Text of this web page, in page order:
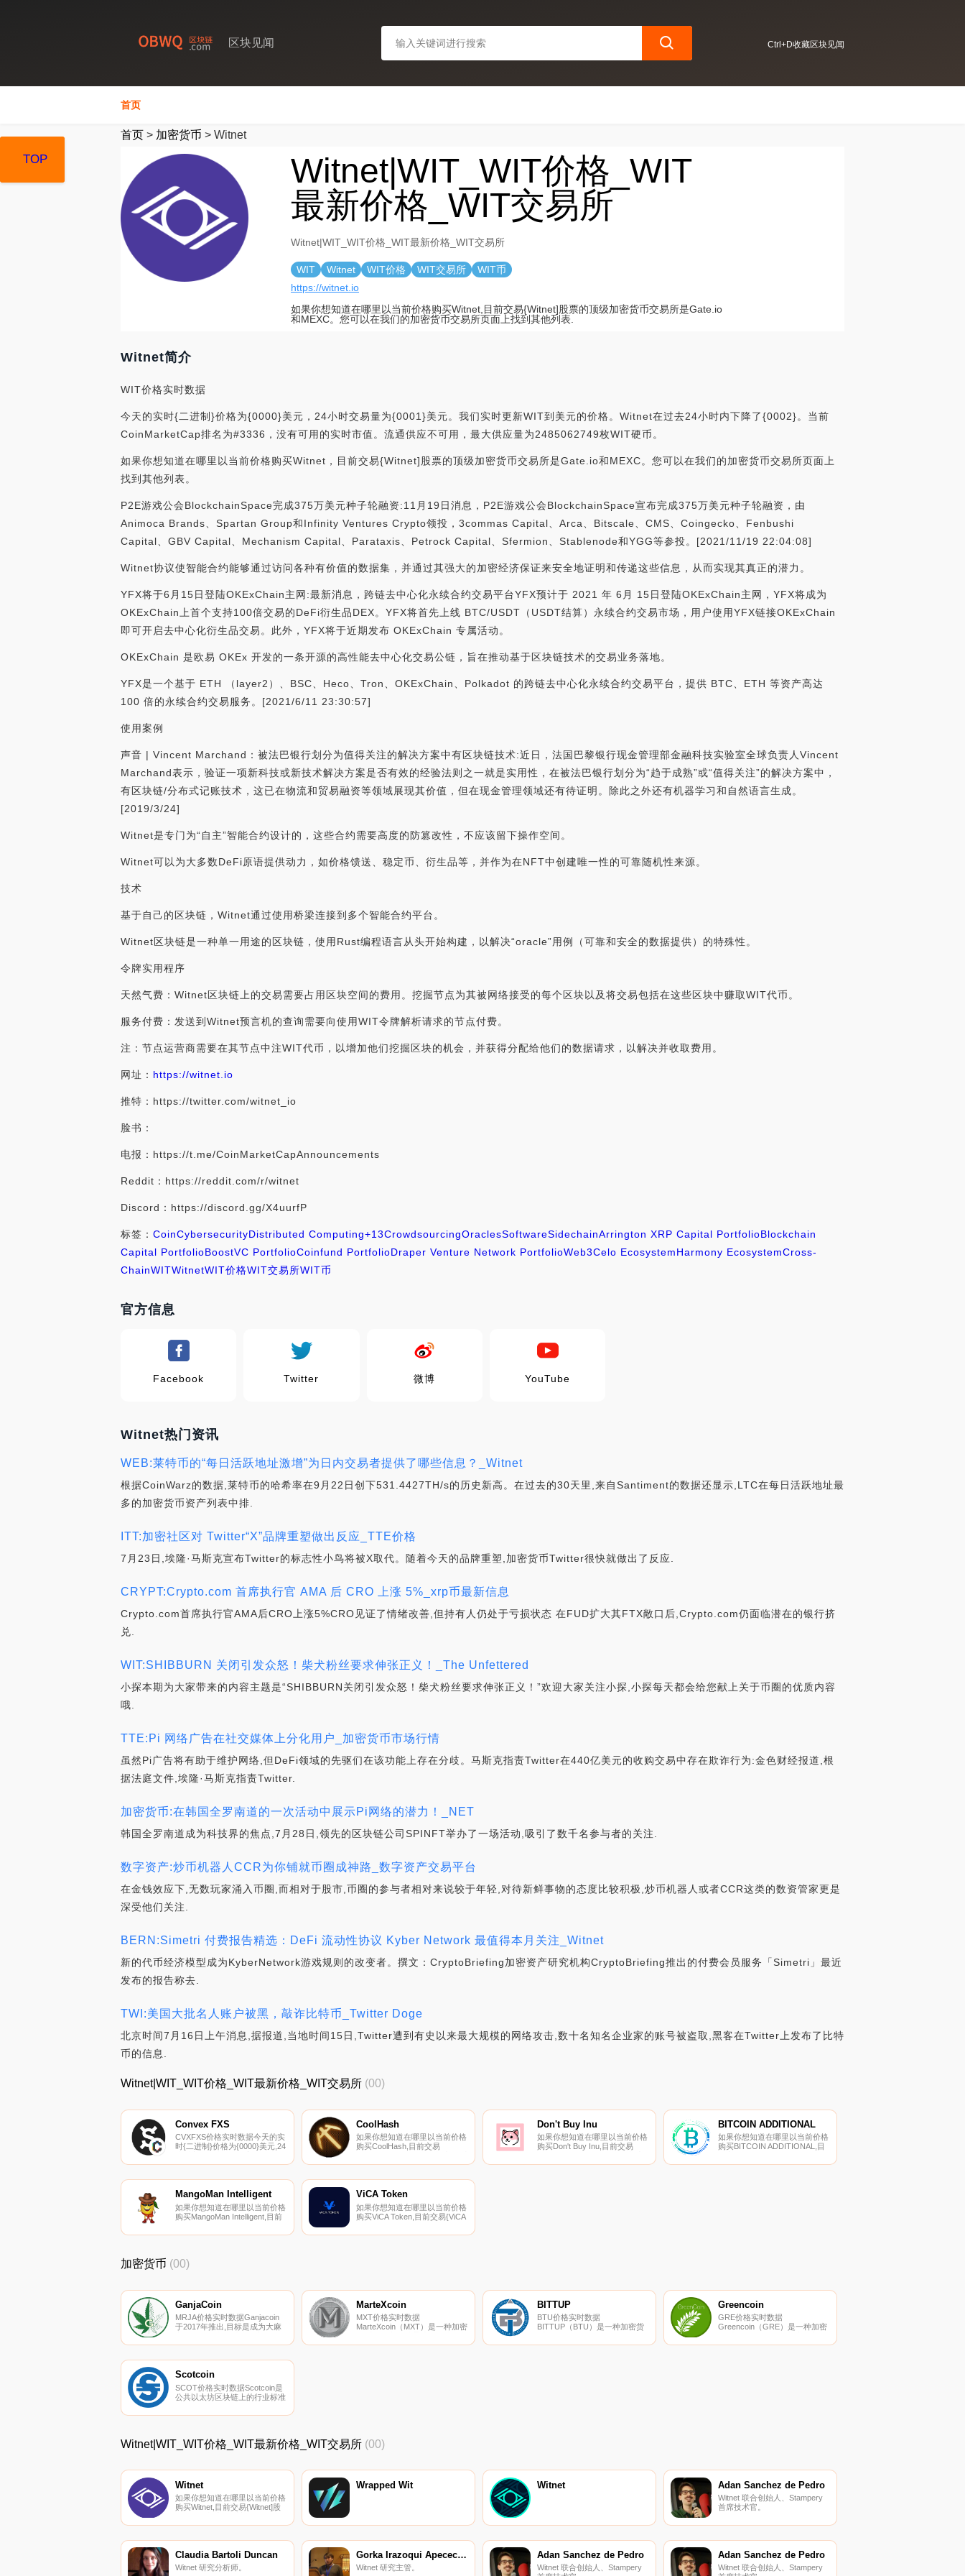
区块见闻 Ctrl+D收藏区块见闻
首页
首页 > 加密货币 > Witnet
Witnet|WIT_WIT价格_WIT
最新价格_WIT交易所
Witnet|WIT_WIT价格_WIT最新价格_WIT交易所
WIT Witnet WIT价格 WIT交易所
WIT币
https://witnet.io
如果你想知道在哪里以当前价格购买Witnet,目前交易{Witnet]股票的顶级加密货币交易所是Gate.io
和MEXC。您可以在我们的加密货币交易所页面上找到其他列表.
Witnet简介
WIT价格实时数据
今天的实时{二进制}价格为{0000}美元，24小时交易量为{0001}美元。我们实时更新WIT到美元的价格。Witnet在过去24小时内下降了{0002}。当前
CoinMarketCap排名为#3336，没有可用的实时市值。流通供应不可用，最大供应量为2485062749枚WIT硬币。
如果你想知道在哪里以当前价格购买Witnet，目前交易{Witnet]股票的顶级加密货币交易所是Gate.io和MEXC。您可以在我们的加密货币交易所页面上
找到其他列表。
P2E游戏公会BlockchainSpace完成375万美元种子轮融资:11月19日消息，P2E游戏公会BlockchainSpace宣布完成375万美元种子轮融资，由
Animoca Brands、Spartan Group和Infinity Ventures Crypto领投，3commas Capital、Arca、Bitscale、CMS、Coingecko、Fenbushi
Capital、GBV Capital、Mechanism Capital、Parataxis、Petrock Capital、Sfermion、Stablenode和YGG等参投。[2021/11/19 22:04:08]
Witnet协议使智能合约能够通过访问各种有价值的数据集，并通过其强大的加密经济保证来安全地证明和传递这些信息，从而实现其真正的潜力。
YFX将于6月15日登陆OKExChain主网:最新消息，跨链去中心化永续合约交易平台YFX预计于 2021 年 6月 15日登陆OKExChain主网，YFX将成为
OKExChain上首个支持100倍交易的DeFi衍生品DEX。YFX将首先上线 BTC/USDT（USDT结算）永续合约交易市场，用户使用YFX链接OKExChain
即可开启去中心化衍生品交易。此外，YFX将于近期发布 OKExChain 专属活动。
OKExChain 是欧易 OKEx 开发的一条开源的高性能去中心化交易公链，旨在推动基于区块链技术的交易业务落地。
YFX是一个基于 ETH （layer2）、BSC、Heco、Tron、OKExChain、Polkadot 的跨链去中心化永续合约交易平台，提供 BTC、ETH 等资产高达
100 倍的永续合约交易服务。[2021/6/11 23:30:57]
使用案例
声音 | Vincent Marchand：被法巴银行划分为值得关注的解决方案中有区块链技术:近日，法国巴黎银行现金管理部金融科技实验室全球负责人Vincent
Marchand表示，验证一项新科技或新技术解决方案是否有效的经验法则之一就是实用性，在被法巴银行划分为“趋于成熟”或“值得关注”的解决方案中，
有区块链/分布式记账技术，这已在物流和贸易融资等领域展现其价值，但在现金管理领域还有待证明。除此之外还有机器学习和自然语言生成。
[2019/3/24]
Witnet是专门为“自主”智能合约设计的，这些合约需要高度的防篡改性，不应该留下操作空间。
Witnet可以为大多数DeFi原语提供动力，如价格馈送、稳定币、衍生品等，并作为在NFT中创建唯一性的可靠随机性来源。
技术
基于自己的区块链，Witnet通过使用桥梁连接到多个智能合约平台。
Witnet区块链是一种单一用途的区块链，使用Rust编程语言从头开始构建，以解决“oracle”用例（可靠和安全的数据提供）的特殊性。
令牌实用程序
天然气费：Witnet区块链上的交易需要占用区块空间的费用。挖掘节点为其被网络接受的每个区块以及将交易包括在这些区块中赚取WIT代币。
服务付费：发送到Witnet预言机的查询需要向使用WIT令牌解析请求的节点付费。
注：节点运营商需要在其节点中注WIT代币，以增加他们挖掘区块的机会，并获得分配给他们的数据请求，以解决并收取费用。
网址： https://witnet.io
推特：https://twitter.com/witnet_io
脸书：
电报：https://t.me/CoinMarketCapAnnouncements
Reddit：https://reddit.com/r/witnet
Discord：https://discord.gg/X4uurfP
标签： CoinCybersecurityDistributed Computing+13CrowdsourcingOraclesSoftwareSidechainArrington XRP Capital PortfolioBlockchain
Capital PortfolioBoostVC PortfolioCoinfund PortfolioDraper Venture Network PortfolioWeb3Celo EcosystemHarmony EcosystemCross-
ChainWITWitnetWIT价格WIT交易所WIT币
官方信息
Facebook Twitter 微博 YouTube
Witnet热门资讯
WEB:莱特币的“每日活跃地址激增”为日内交易者提供了哪些信息？_Witnet
根据CoinWarz的数据,莱特币的哈希率在9月22日创下531.4427TH/s的历史新高。在过去的30天里,来自Santiment的数据还显示,LTC在每日活跃地址最
多的加密货币资产列表中排.
ITT:加密社区对 Twitter“X”品牌重塑做出反应_TTE价格
7月23日,埃隆·马斯克宣布Twitter的标志性小鸟将被X取代。随着今天的品牌重塑,加密货币Twitter很快就做出了反应.
CRYPT:Crypto.com 首席执行官 AMA 后 CRO 上涨 5%_xrp币最新信息
Crypto.com首席执行官AMA后CRO上涨5%CRO见证了情绪改善,但持有人仍处于亏损状态 在FUD扩大其FTX敞口后,Crypto.com仍面临潜在的银行挤
兑.
WIT:SHIBBURN 关闭引发众怒！柴犬粉丝要求伸张正义！_The Unfettered
小探本期为大家带来的内容主题是“SHIBBURN关闭引发众怒！柴犬粉丝要求伸张正义！”欢迎大家关注小探,小探每天都会给您献上关于币圈的优质内容
哦.
TTE:Pi 网络广告在社交媒体上分化用户_加密货币市场行情
虽然Pi广告将有助于维护网络,但DeFi领域的先驱们在该功能上存在分歧。马斯克指责Twitter在440亿美元的收购交易中存在欺诈行为:金色财经报道,根
据法庭文件,埃隆·马斯克指责Twitter.
加密货币:在韩国全罗南道的一次活动中展示Pi网络的潜力！_NET
韩国全罗南道成为科技界的焦点,7月28日,领先的区块链公司SPINFT举办了一场活动,吸引了数千名参与者的关注.
数字资产:炒币机器人CCR为你铺就币圈成神路_数字资产交易平台
在金钱效应下,无数玩家涌入币圈,而相对于股市,币圈的参与者相对来说较于年轻,对待新鲜事物的态度比较积极,炒币机器人或者CCR这类的数资管家更是
深受他们关注.
BERN:Simetri 付费报告精选：DeFi 流动性协议 Kyber Network 最值得本月关注_Witnet
新的代币经济模型成为KyberNetwork游戏规则的改变者。撰文：CryptoBriefing加密资产研究机构CryptoBriefing推出的付费会员服务「Simetri」最近
发布的报告称去.
TWI:美国大批名人账户被黑，敲诈比特币_Twitter Doge
北京时间7月16日上午消息,据报道,当地时间15日,Twitter遭到有史以来最大规模的网络攻击,数十名知名企业家的账号被盗取,黑客在Twitter上发布了比特
币的信息.
TOP
Witnet|WIT_WIT价格_WIT最新价格_WIT交易所 (00)
Convex FXS
CVXFXS价格实时数据今天的实
时{二进制}价格为{0000}美元,24
实时更新CVXFXS到美元的价
CoinMarketCap排名为3433,没
有可用的实时市值。循环电源不
可用,最大电源不可用.
CoolHash
如果你想知道在哪里以当前价格
购买CoolHash,目前交易
交易所是KuCoin。您可以在我
CoolMining是一款基于真实哈希
能力的链上模拟游戏.
Don't Buy Inu
如果你想知道在哪里以当前价格
购买Don't Buy Inu,目前交易
货币交易所是Uniswap（V3）、
BITCOIN ADDITIONAL
如果你想知道在哪里以当前价格
购买BITCOIN ADDITIONAL,目
股票的顶级加密货币交易所是
MangoMan Intelligent
如果你想知道在哪里以当前价格
购买MangoMan Intelligent,目前
的顶级加密货币交易所是
PancakeSwap（V2）和KoinBX.
ViCA Token
如果你想知道在哪里以当前价格
购买ViCA Token,目前交易{ViCA
所是BitMart、LBank、WhiteBIT
TOP
加密货币 (00)
GanjaCoin
MRJA价格实时数据Ganjacoin
于2017年推出,目标是成为大麻
在开设一家大麻零售店,销售合
列CBD产品,可以用Ganjacoin购
MarteXcoin
MXT价格实时数据
MarteXcoin（MXT）是一种加密
成MXT。MarteXcoin的电流供应
BITTUP
BTU价格实时数据
BITTUP（BTU）是一种加密货
台上运营。BITTUP目前的供应
Greencoin
GRE价格实时数据
Greencoin（GRE）是一种加密
为4013528640.89,其中
Scotcoin
SCOT价格实时数据Scotcoin是
公共以太坊区块链上的行业标准
应量为5000000000.
TOP
Witnet|WIT_WIT价格_WIT最新价格_WIT交易所 (00)
Witnet
如果你想知道在哪里以当前价格
购买Witnet,目前交易{Witnet]股
Gate.io和MEXC。您可以在我们
Wrapped Wit Witnet Adan Sanchez de Pedro
Witnet 联合创始人、Stampery
首席技术官。
Claudia Bartoli Duncan
Witnet 研究分析师。
Gorka Irazoqui Apecechea
Witnet 研究主管。
Adan Sanchez de Pedro
Witnet 联合创始人、Stampery
Adan Sanchez de Pedro
Witnet 联合创始人、Stampery